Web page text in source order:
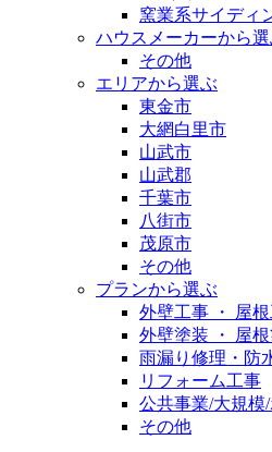
窯業系サイディ
ハウスメーカーから選
その他
エリアから選ぶ
東金市
大網白里市
山武市
山武郡
千葉市
八街市
茂原市
その他
プランから選ぶ
外壁工事 ・ 屋
外壁塗装 ・ 屋
雨漏り修理・防
リフォーム工事
公共事業/大規模
その他